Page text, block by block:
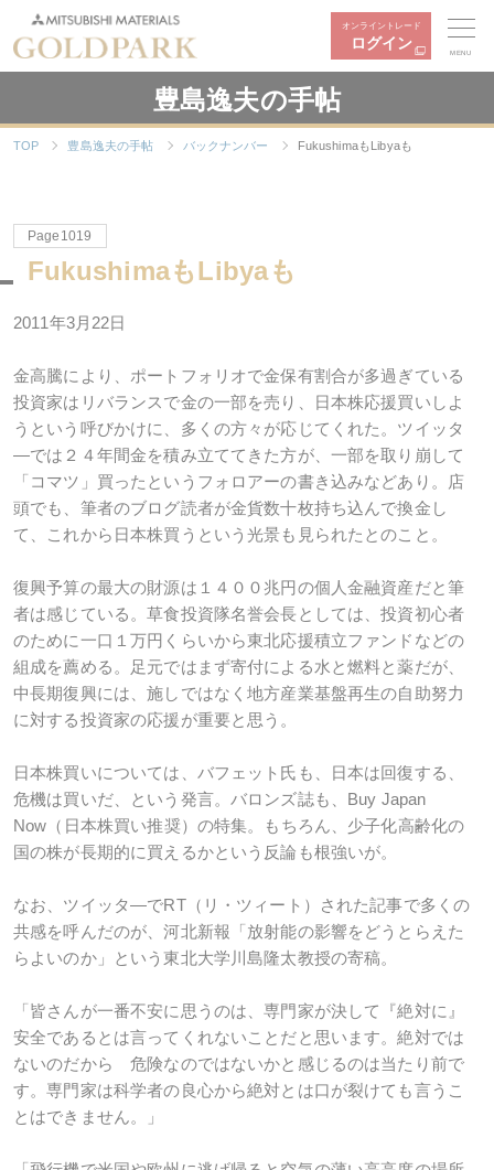
オンライントレード
ログイン
MENU
豊島逸夫の手帖
TOP 豊島逸夫の手帖 バックナンバー FukushimaもLibyaも
Page1019
FukushimaもLibyaも
2011年3月22日
金高騰により、ポートフォリオで金保有割合が多過ぎている
投資家はリバランスで金の一部を売り、日本株応援買いしよ
うという呼びかけに、多くの方々が応じてくれた。ツイッタ
―では２４年間金を積み立ててきた方が、一部を取り崩して
「コマツ」買ったというフォロアーの書き込みなどあり。店
頭でも、筆者のブログ読者が金貨数十枚持ち込んで換金し
て、これから日本株買うという光景も見られたとのこと。
復興予算の最大の財源は１４００兆円の個人金融資産だと筆
者は感じている。草食投資隊名誉会長としては、投資初心者
のために一口１万円くらいから東北応援積立ファンドなどの
組成を薦める。足元ではまず寄付による水と燃料と薬だが、
中長期復興には、施しではなく地方産業基盤再生の自助努力
に対する投資家の応援が重要と思う。
日本株買いについては、バフェット氏も、日本は回復する、
危機は買いだ、という発言。バロンズ誌も、Buy Japan
Now（日本株買い推奨）の特集。もちろん、少子化高齢化の
国の株が長期的に買えるかという反論も根強いが。
なお、ツイッタ―でRT（リ・ツィート）された記事で多くの
共感を呼んだのが、河北新報「放射能の影響をどうとらえた
らよいのか」という東北大学川島隆太教授の寄稿。
「皆さんが一番不安に思うのは、専門家が決して『絶対に』
安全であるとは言ってくれないことだと思います。絶対では
ないのだから 危険なのではないかと感じるのは当たり前で
す。専門家は科学者の良心から絶対とは口が裂けても言うこ
とはできません。」